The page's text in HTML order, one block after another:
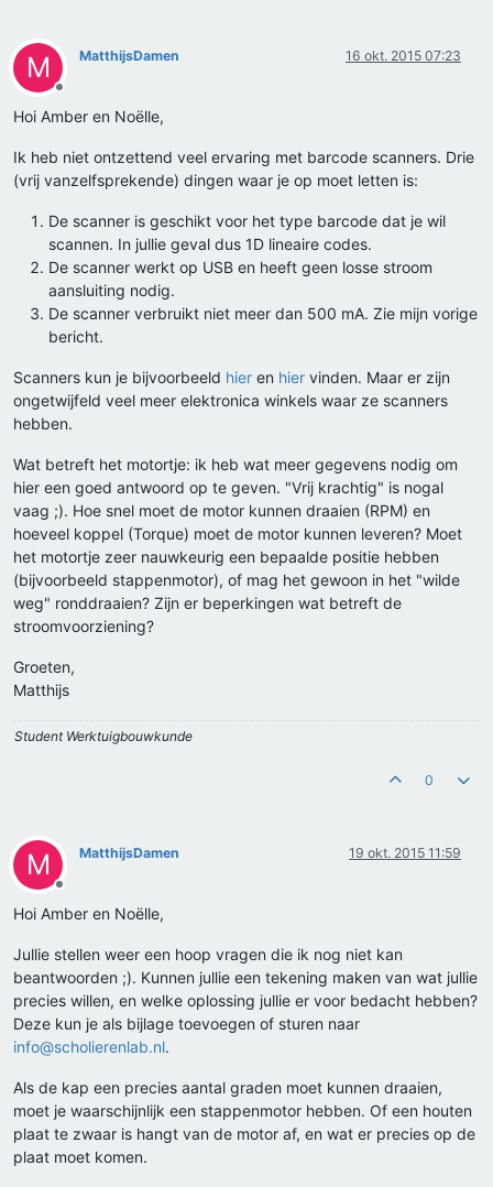
M
Offline
MatthijsDamen 16 okt. 2015 07:23
Hoi Amber en Noëlle,
Ik heb niet ontzettend veel ervaring met barcode scanners. Drie
(vrij vanzelfsprekende) dingen waar je op moet letten is:
De scanner is geschikt voor het type barcode dat je wil
scannen. In jullie geval dus 1D lineaire codes.
De scanner werkt op USB en heeft geen losse stroom
aansluiting nodig.
De scanner verbruikt niet meer dan 500 mA. Zie mijn vorige
bericht.
Scanners kun je bijvoorbeeld hier en hier vinden. Maar er zijn
ongetwijfeld veel meer elektronica winkels waar ze scanners
hebben.
Wat betreft het motortje: ik heb wat meer gegevens nodig om
hier een goed antwoord op te geven. "Vrij krachtig" is nogal
vaag ;). Hoe snel moet de motor kunnen draaien (RPM) en
hoeveel koppel (Torque) moet de motor kunnen leveren? Moet
het motortje zeer nauwkeurig een bepaalde positie hebben
(bijvoorbeeld stappenmotor), of mag het gewoon in het "wilde
weg" ronddraaien? Zijn er beperkingen wat betreft de
stroomvoorziening?
Groeten,
Matthijs
Student Werktuigbouwkunde
0
M
Offline
MatthijsDamen 19 okt. 2015 11:59
Hoi Amber en Noëlle,
Jullie stellen weer een hoop vragen die ik nog niet kan
beantwoorden ;). Kunnen jullie een tekening maken van wat jullie
precies willen, en welke oplossing jullie er voor bedacht hebben?
Deze kun je als bijlage toevoegen of sturen naar
info@scholierenlab.nl.
Als de kap een precies aantal graden moet kunnen draaien,
moet je waarschijnlijk een stappenmotor hebben. Of een houten
plaat te zwaar is hangt van de motor af, en wat er precies op de
plaat moet komen.